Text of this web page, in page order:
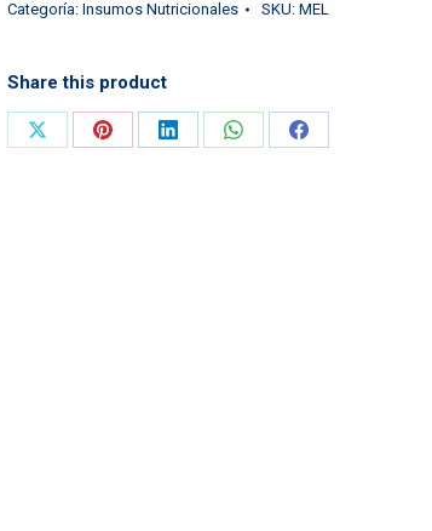
Categoría: Insumos Nutricionales SKU: MEL
Share this product
CompartirCompartirCompartirCompartirCompartir